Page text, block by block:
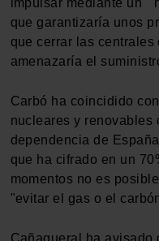
que garantizaría unos
que cerrar las
amenazaría el
Carbó ha coincidido
nucleares y renovables
dependencia de
que ha cifrado en un
momentos no es
"evitar el gas o el
Cañagueral ha avisado